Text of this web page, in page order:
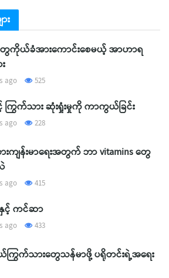
း
ကိုယ်ခံအားကောင်းစေမယ့် အာဟာရ
ago 525
င့် ကြွက်သား ဆုံးရှုံးမှုကို ကာကွယ်ခြင်း
ago 228
ကျန်းမာရေးအတွက် ဘာ vitamins တွေ
ago 415
င့် ကင်ဆာ
ago 433
ကြွက်သားတွေသန်မာဖို့ ပရိုတင်းရဲ့အရေး